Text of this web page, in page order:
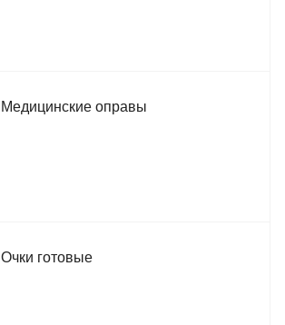
Медицинские оправы
Очки готовые